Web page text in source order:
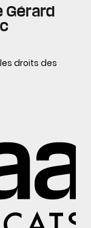
Gérard
droits des